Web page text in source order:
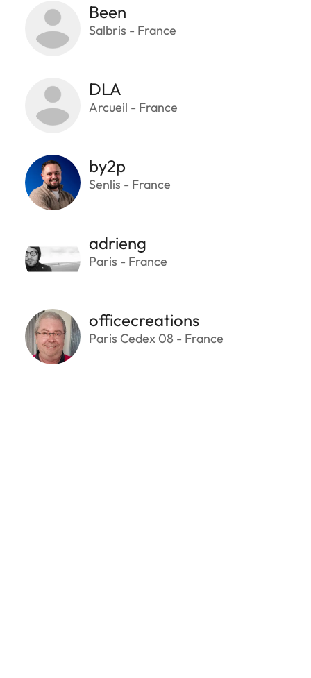
Been
Salbris - France
DLA
Arcueil - France
by2p
Senlis - France
adrieng
Paris - France
officecreations
Paris Cedex 08 - France